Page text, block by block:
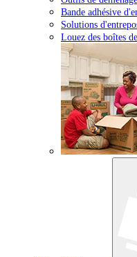
Bande adhésive
Solutions
Louez des boîtes